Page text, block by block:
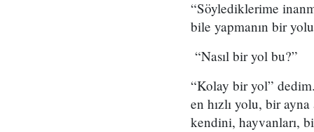
“Söylediklerime
bile yapmanın bir
“Nasıl bir yol bu?”
“Kolay bir yol”
en hızlı yolu, bir
kendini, hayvanları,